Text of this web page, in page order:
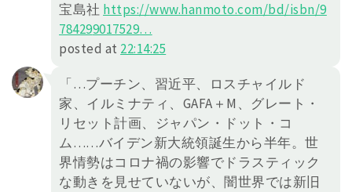
宝島社 https://www.hanmoto.com/bd/isbn/9
784299017529…
posted at 22:14:25
「…プーチン、習近平、ロスチャイルド
家、イルミナティ、GAFA＋M、グレート・
リセット計画、ジャパン・ドット・コ
ム……バイデン新大統領誕生から半年。世
界情勢はコロナ禍の影響でドラスティック
な動きを見せていないが、闇世界では新旧